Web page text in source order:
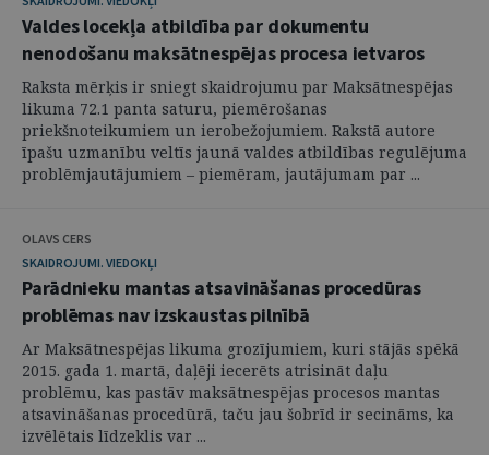
Valdes locekļa atbildība par dokumentu
nenodošanu maksātnespējas procesa ietvaros
Raksta mērķis ir sniegt skaidrojumu par Maksātnespējas
likuma 72.1 panta saturu, piemērošanas
priekšnoteikumiem un ierobežojumiem. Rakstā autore
īpašu uzmanību veltīs jaunā valdes atbildības regulējuma
problēmjautājumiem – piemēram, jautājumam par ...
OLAVS CERS
SKAIDROJUMI. VIEDOKĻI
Parādnieku mantas atsavināšanas procedūras
problēmas nav izskaustas pilnībā
Ar Maksātnespējas likuma grozījumiem, kuri stājās spēkā
2015. gada 1. martā, daļēji iecerēts atrisināt daļu
problēmu, kas pastāv maksātnespējas procesos mantas
atsavināšanas procedūrā, taču jau šobrīd ir secināms, ka
izvēlētais līdzeklis var ...